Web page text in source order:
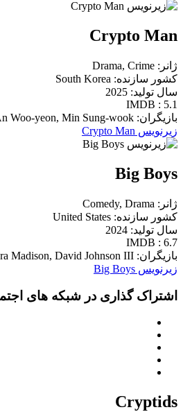
Crypto Man
ژانر: Drama, Crime
کشور سازنده: South Korea
سال تولید: 2025
IMDB : 5.1
بازیگران: Song Jae-rim, An Woo-yeon, Min Sung-wook
زیرنویس Crypto Man
Big Boys
ژانر: Comedy, Drama
کشور سازنده: United States
سال تولید: 2024
IMDB : 6.7
بازیگران: Isaac Krasner, Dora Madison, David Johnson III
زیرنویس Big Boys
اشتراک گذاری در شبکه های
Cryptids